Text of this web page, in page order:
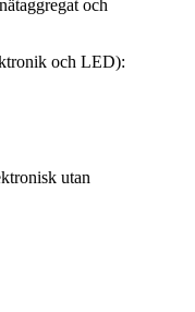
och
och LED):
utan